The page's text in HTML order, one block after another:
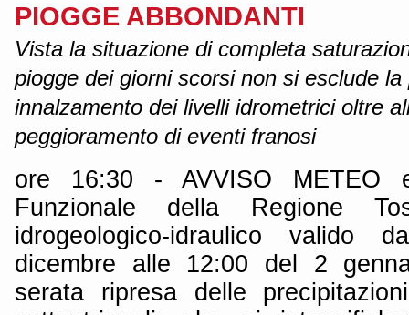
PIOGGE ABBONDANTI
Vista la situazione di completa
piogge dei giorni scorsi non si esclude la
innalzamento dei livelli idrometrici oltre
peggioramento di eventi franosi
ore 16:30 - AVVISO METEO
Funzionale della Regione
idrogeologico-idraulico valido
dicembre alle 12:00 del 2
serata ripresa delle